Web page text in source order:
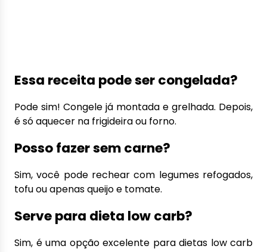
Essa receita pode ser congelada?
Pode sim! Congele já montada e grelhada. Depois,
é só aquecer na frigideira ou forno.
Posso fazer sem carne?
Sim, você pode rechear com legumes refogados,
tofu ou apenas queijo e tomate.
Serve para dieta low carb?
Sim, é uma opção excelente para dietas low carb